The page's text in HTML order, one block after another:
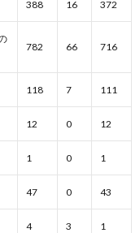
388 16 372
782 66 716
118 7 111
12 0 12
1 0 1
47 0 43
4 3 1